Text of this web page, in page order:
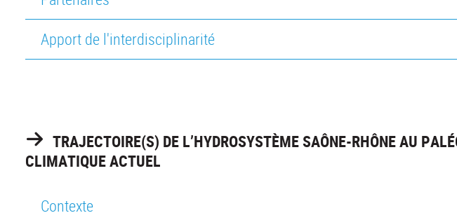
Apport de l'interdisciplinarité
TRAJECTOIRE(S) DE L’HYDROSYSTÈME SAÔNE-RHÔNE AU
CLIMATIQUE ACTUEL
Contexte